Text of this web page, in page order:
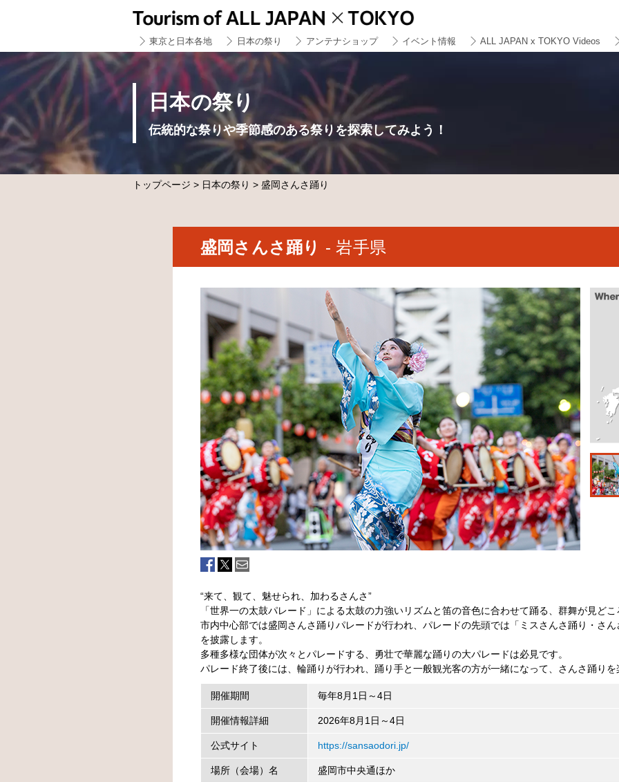
東京と日本各地 日本の祭り アンテナショップ イベント情報 ALL JAPAN x TOKYO Videos
日本の祭り
伝統的な祭りや季節感のある祭りを探索してみよう！
トップページ > 日本の祭り > 盛岡さんさ踊り
盛岡さんさ踊り - 岩手県
“来て、観て、魅せられ、加わるさんさ”
「世界一の太鼓パレード」による太鼓の力強いリズムと笛の音色に合わせて踊る、群舞が見ど
市内中心部では盛岡さんさ踊りパレードが行われ、パレードの先頭では「ミスさんさ踊り・さ
を披露します。
多種多様な団体が次々とパレードする、勇壮で華麗な踊りの大パレードは必見です。
パレード終了後には、輪踊りが行われ、踊り手と一般観光客の方が一緒になって、さんさ踊り
開催期間 毎年8月1日～4日
開催情報詳細 2026年8月1日～4日
公式サイト https://sansaodori.jp/
場所（会場）名 盛岡市中央通ほか